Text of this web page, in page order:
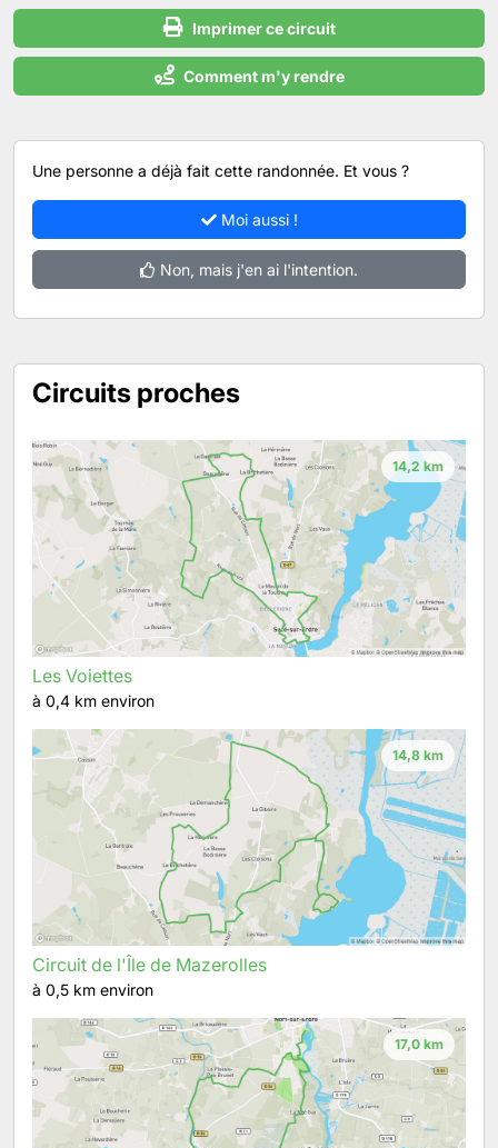
Imprimer ce circuit
Comment m'y rendre
Une personne a déjà fait cette randonnée. Et vous ?
Moi aussi !
Non, mais j'en ai l'intention.
Circuits proches
14,2 km
Les Voiettes
à 0,4 km environ
14,8 km
Circuit de l'Île de Mazerolles
à 0,5 km environ
17,0 km